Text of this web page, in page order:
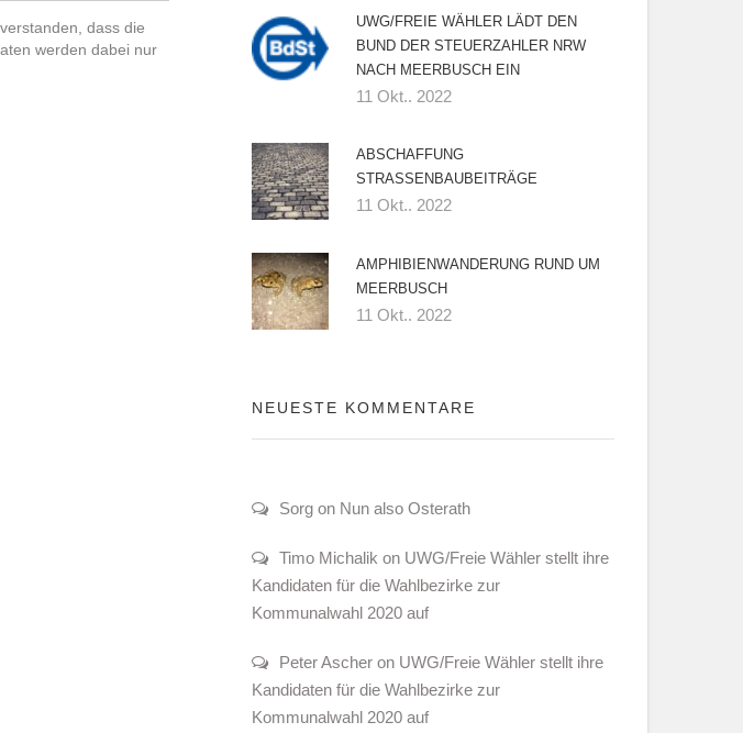
dass die
werden dabei nur
UWG/FREIE WÄHLER LÄDT DEN
BUND DER STEUERZAHLER NRW
NACH MEERBUSCH EIN
11 Okt.. 2022
ABSCHAFFUNG
STRASSENBAUBEITRÄGE
11 Okt.. 2022
AMPHIBIENWANDERUNG RUND UM
MEERBUSCH
11 Okt.. 2022
NEUESTE KOMMENTARE
Sorg on Nun also Osterath
Timo Michalik on UWG/Freie Wähler stellt ihre
Kandidaten für die Wahlbezirke zur
Kommunalwahl 2020 auf
Peter Ascher on UWG/Freie Wähler stellt ihre
Kandidaten für die Wahlbezirke zur
Kommunalwahl 2020 auf